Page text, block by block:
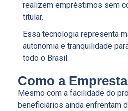
realizem empréstimos sem
titular.
Essa tecnologia representa
autonomia e tranquilidade
todo o Brasil.
Como a
Mesmo com a facilidade do
beneficiários ainda enfrentam